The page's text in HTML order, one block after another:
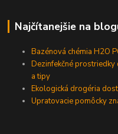
Najčítanejšie na
Bazénová chémia H2O
Dezinfekčné
a tipy
Ekologická drogéria
Upratovacie pomôcky